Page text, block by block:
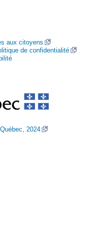
aux citoyens
de confidentialité
2024